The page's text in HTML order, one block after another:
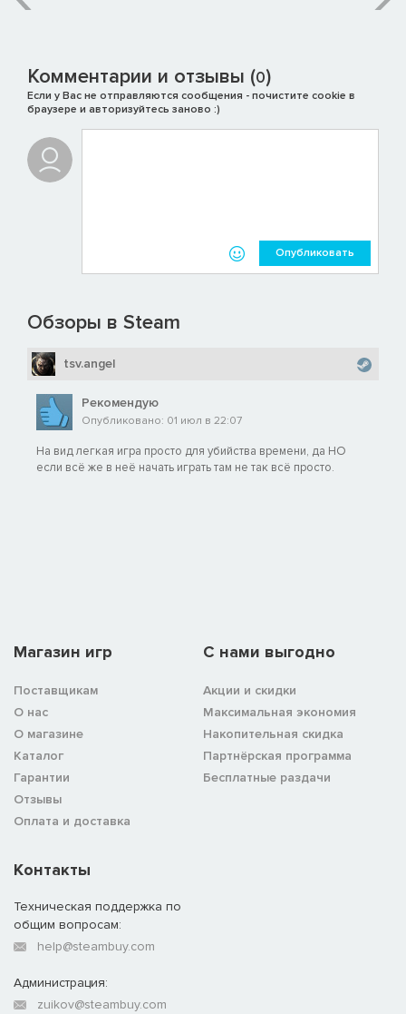
Комментарии и отзывы (0)
Если у Вас не отправляются сообщения - почистите cookie в
браузере и авторизуйтесь заново :)
Опубликовать
Обзоры в Steam
tsv.angel
Рекомендую
Опубликовано: 01 июл в 22:07
На вид легкая игра просто для убийства времени, да НО
если всё же в неё начать играть там не так всё просто.
Магазин игр
Поставщикам
О нас
О магазине
Каталог
Гарантии
Отзывы
Оплата и доставка
C нами выгодно
Акции и скидки
Максимальная экономия
Накопительная скидка
Партнёрская программа
Бесплатные раздачи
Контакты
Техническая поддержка по
общим вопросам:
help@steambuy.com
Администрация:
zuikov@steambuy.com